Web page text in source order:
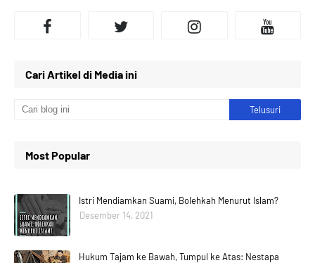
Cari Artikel di Media ini
Most Popular
Istri Mendiamkan Suami, Bolehkah Menurut Islam?
Desember 14, 2021
Hukum Tajam ke Bawah, Tumpul ke Atas: Nestapa